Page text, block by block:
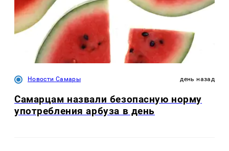
Новости Самары день назад
Самарцам назвали безопасную норму
употребления арбуза в день